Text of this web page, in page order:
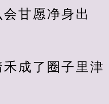
甘愿净身出
成了圈子里津